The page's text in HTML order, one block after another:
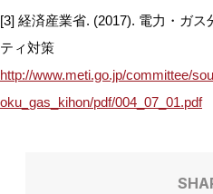
[3] 経済産業省. (2017). 電力・ガ
ティ対策
http://www.meti.go.jp/committee/
oku_gas_kihon/pdf/004_07_01.pdf